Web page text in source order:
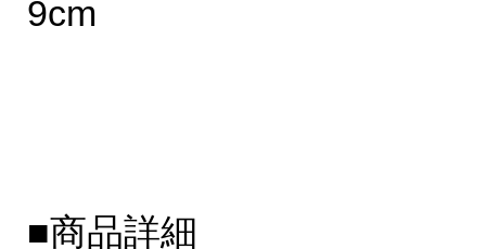
9cm
■商品詳細